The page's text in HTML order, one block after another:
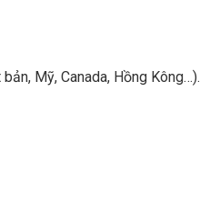
Mỹ, Canada, Hồng Kông…).